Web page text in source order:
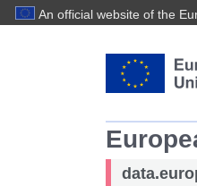
An official website of the